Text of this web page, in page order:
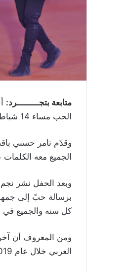
متابعة بتجـــــــــرد:
الحب مساء 14 شباط/فبراير الجاري بحضور جمهور غفير تخطى الـ100 ألف شخص.
وقدّم تامر حسني
الجميع معه
وبعد الحفل نشر
برسالة حبّ إلى
كل سنه والجميع
ومن المعروف أن
العربي خلال عام 2019 ويحافظ منذ طرحه على المراتب الأولى في المتاجر الفنية الكبرى.